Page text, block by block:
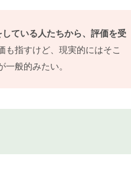
ている人たちから、評価を受
指すけど、現実的にはそこ
般的みたい。